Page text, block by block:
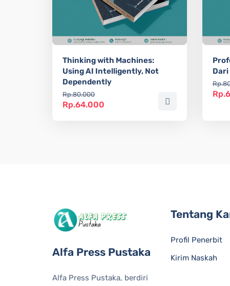
Thinking with Machines:
Using AI Intelligently, Not
Dependently
Rp.80.000
Rp.64.000
Dari
Alfa Press Pustaka
Alfa Press Pustaka, berdiri
Tentang
Profil Penerbit
Kirim Naskah